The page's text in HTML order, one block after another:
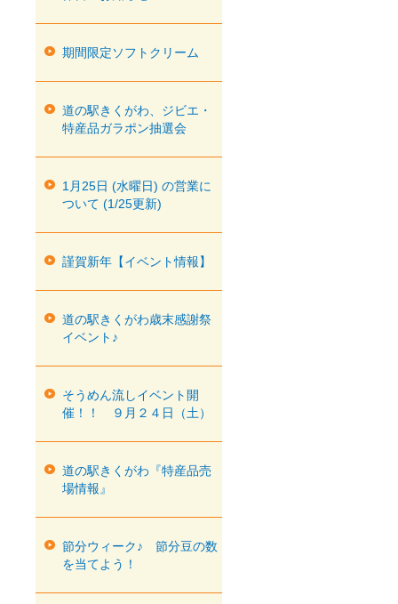
期間限定ソフトクリーム
道の駅きくがわ、ジビエ・
特産品ガラポン抽選会
1月25日 (水曜日) の営業に
ついて (1/25更新)
謹賀新年【イベント情報】
道の駅きくがわ歳末感謝祭
イベント♪
そうめん流しイベント開
催！！ ９月２４日（土）
道の駅きくがわ『特産品売
場情報』
節分ウィーク♪ 節分豆の数
を当てよう！